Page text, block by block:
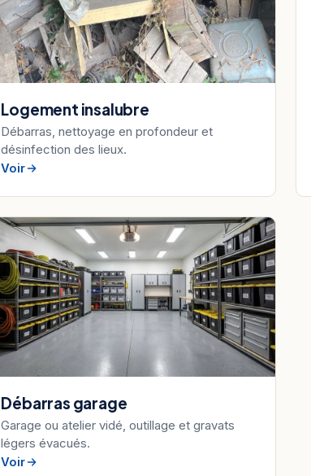
Logement insalubre
Débarras, nettoyage en profondeur et
désinfection des lieux.
Voir
Débarras garage
Garage ou atelier vidé, outillage et gravats
légers évacués.
Voir